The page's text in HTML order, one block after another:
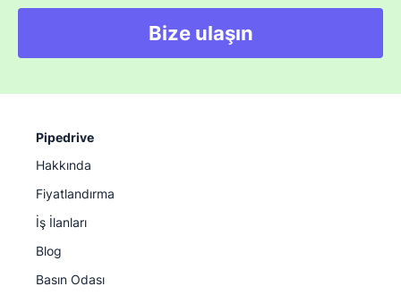
Bize ulaşın
Pipedrive
Hakkında
Fiyatlandırma
İş İlanları
Blog
Basın Odası